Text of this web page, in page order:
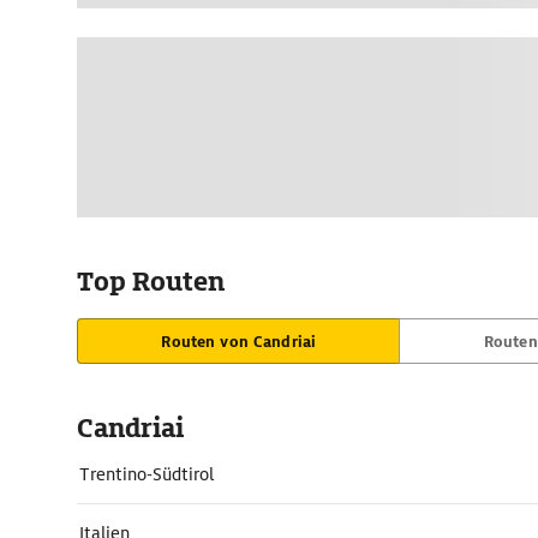
Top Routen
Routen von Candriai
Candriai
Trentino-Südtirol
Italien